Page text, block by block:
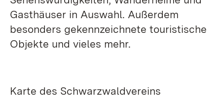
Gasthäuser in Auswahl. Außerdem
besonders gekennzeichnete touristische
Objekte und vieles mehr.
Karte des Schwarzwaldvereins